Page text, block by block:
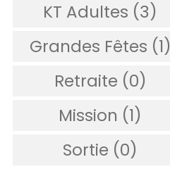
KT Adultes (3)
Grandes Fêtes (1)
Retraite (0)
Mission (1)
Sortie (0)